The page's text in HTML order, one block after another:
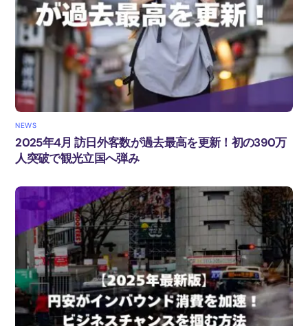
NEWS
2025年4月 訪日外客数が過去最高を更新！初の390万
人突破で観光立国へ弾み